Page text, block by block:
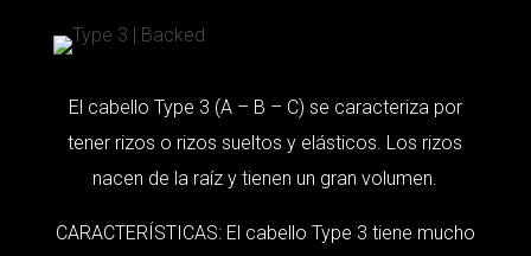
El cabello Type 3 (A – B – C) se caracteriza por
tener rizos o rizos sueltos y elásticos. Los rizos
nacen de la raíz y tienen un gran volumen.
CARACTERÍSTICAS: El cabello Type 3 tiene mucho